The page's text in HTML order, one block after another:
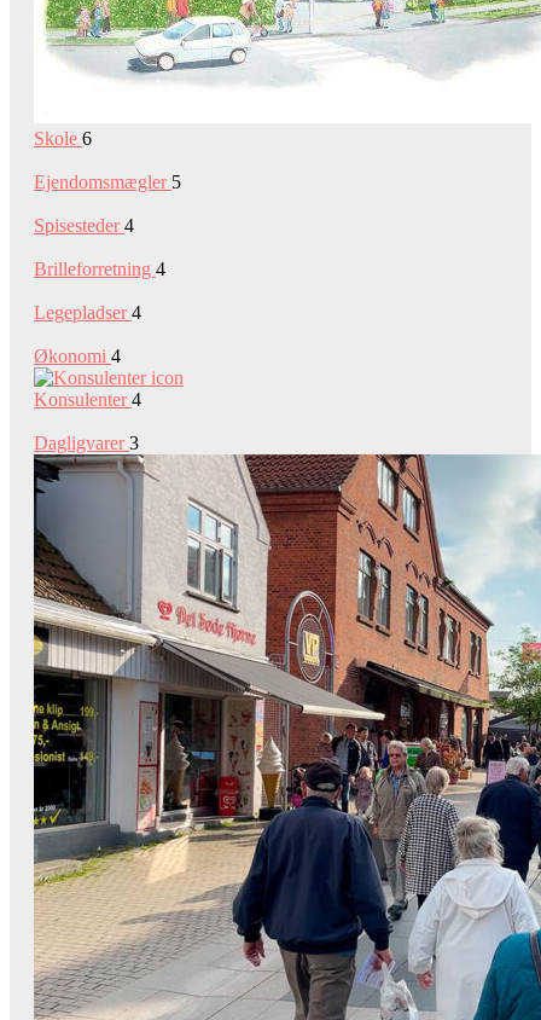
Skole 6
Ejendomsmægler 5
Spisesteder4
Brilleforretning 4
Legepladser4
Økonomi 4
Konsulenter4
Dagligvarer3